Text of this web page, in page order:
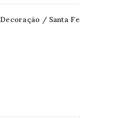
Decoração Santa Fe